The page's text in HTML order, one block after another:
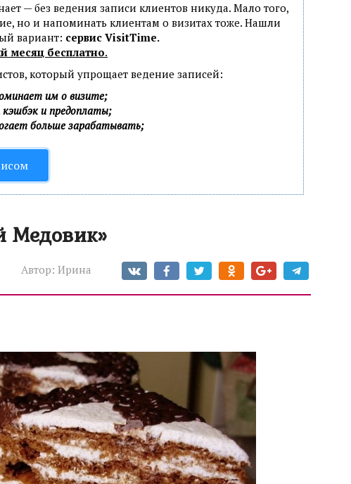
— без ведения записи клиентов никуда. Мало того,
но и напоминать клиентам о визитах тоже. Нашли
вариант: сервис VisitTime.
месяц бесплатно.
который упрощает ведение записей:
им о визите;
кэшбэк и предоплаты;
больше зарабатывать;
Медовик»
Автор: Ирина